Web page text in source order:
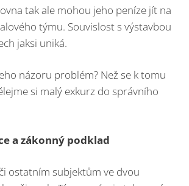
tak ale mohou jeho peníze jít na
týmu. Souvislost s výstavbou
jaksi uniká.
názoru problém? Než se k tomu
si malý exkurz do správního
a zákonný podklad
ostatním subjektům ve dvou